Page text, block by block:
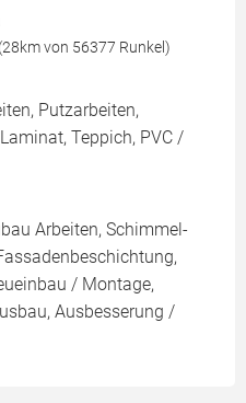
von 56377 Runkel)
Putzarbeiten,
Teppich, PVC /
Arbeiten, Schimmel-
/ Montage,
Ausbesserung /